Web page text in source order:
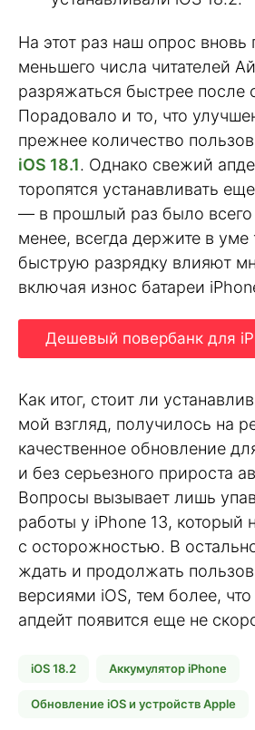
На этот раз наш опрос вновь
меньшего числа читателей
разряжаться быстрее после
Порадовало и то, что
прежнее количество
iOS 18.1. Однако свежий
торопятся устанавливать
— в прошлый раз было всего
менее, всегда держите в уме
быструю разрядку влияют
включая износ батареи
Дешевый повербанк для
Как итог, стоит ли
мой взгляд, получилось на
качественное обновление
и без серьезного прироста
Вопросы вызывает лишь
работы у iPhone 13, который
с осторожностью. В
ждать и продолжать
версиями iOS, тем более,
апдейт появится еще не
iOS 18.2 Аккумулятор iPhone
Обновление iOS и устройств Apple